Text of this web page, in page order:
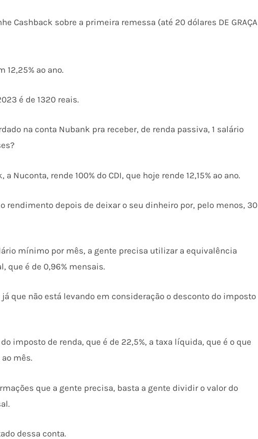
Cashback sobre a primeira remessa (até 20 dólares DE GRAÇA
12,25% ao ano.
é de 1320 reais.
na conta Nubank pra receber, de renda passiva, 1 salário
Nuconta, rende 100% do CDI, que hoje rende 12,15% ao ano.
rendimento depois de deixar o seu dinheiro por, pelo menos, 30
mínimo por mês, a gente precisa utilizar a equivalência
que é de 0,96% mensais.
que não está levando em consideração o desconto do imposto
imposto de renda, que é de 22,5%, a taxa líquida, que é o que
ao mês.
que a gente precisa, basta a gente dividir o valor do
dessa conta.